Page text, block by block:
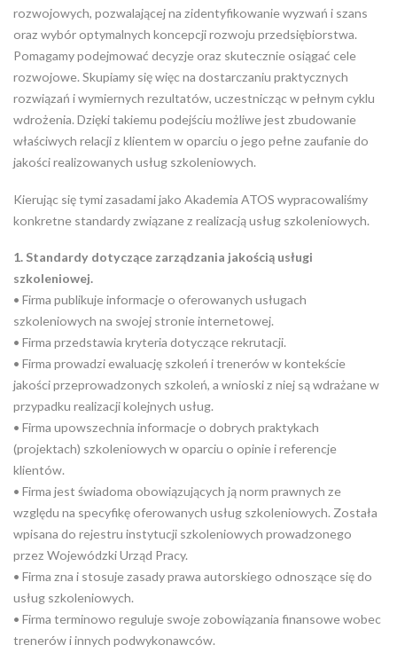
rozwojowych, pozwalającej na zidentyfikowanie wyzwań i szans
oraz wybór optymalnych koncepcji rozwoju przedsiębiorstwa.
Pomagamy podejmować decyzje oraz skutecznie osiągać cele
rozwojowe. Skupiamy się więc na dostarczaniu praktycznych
rozwiązań i wymiernych rezultatów, uczestnicząc w pełnym cyklu
wdrożenia. Dzięki takiemu podejściu możliwe jest zbudowanie
właściwych relacji z klientem w oparciu o jego pełne zaufanie do
jakości realizowanych usług szkoleniowych.
Kierując się tymi zasadami jako Akademia ATOS wypracowaliśmy
konkretne standardy związane z realizacją usług szkoleniowych.
1. Standardy dotyczące zarządzania jakością usługi
szkoleniowej.
• Firma publikuje informacje o oferowanych usługach
szkoleniowych na swojej stronie internetowej.
• Firma przedstawia kryteria dotyczące rekrutacji.
• Firma prowadzi ewaluację szkoleń i trenerów w kontekście
jakości przeprowadzonych szkoleń, a wnioski z niej są wdrażane w
przypadku realizacji kolejnych usług.
• Firma upowszechnia informacje o dobrych praktykach
(projektach) szkoleniowych w oparciu o opinie i referencje
klientów.
• Firma jest świadoma obowiązujących ją norm prawnych ze
względu na specyfikę oferowanych usług szkoleniowych. Została
wpisana do rejestru instytucji szkoleniowych prowadzonego
przez Wojewódzki Urząd Pracy.
• Firma zna i stosuje zasady prawa autorskiego odnoszące się do
usług szkoleniowych.
• Firma terminowo reguluje swoje zobowiązania finansowe wobec
trenerów i innych podwykonawców.